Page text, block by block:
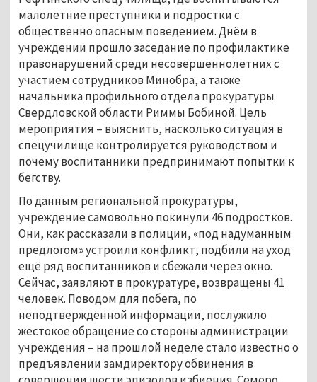
малолетние преступники и подростки с
общественно опасным поведением. Днём в
учреждении прошло заседание по профилактике
правонарушений среди несовершеннолетних с
участием сотрудников Минобра, а также
начальника профильного отдела прокуратуры
Свердловской области Риммы Бобиной. Цель
мероприятия – выяснить, насколько ситуация в
спецучилище контролируется руководством и
почему воспитанники предпринимают попытки к
бегству.
По данным региональной прокуратуры,
учреждение самовольно покинули 46 подростков.
Они, как рассказали в полиции, «под надуманным
предлогом» устроили конфликт, подбили на уход
ещё ряд воспитанников и сбежали через окно.
Сейчас, заявляют в прокуратуре, возвращены 41
человек. Поводом для побега, по
неподтверждённой информации, послужило
жестокое обращение со стороны администрации
учреждения – на прошлой неделе стало известно о
предъявлении замдиректору обвинения в